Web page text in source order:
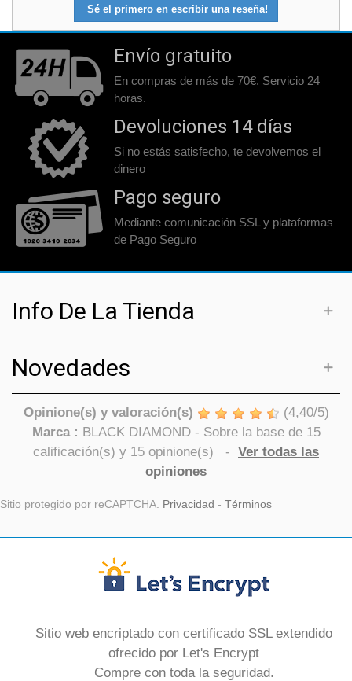
Sé el primero en escribir una reseña!
Envío gratuito
En compras de más de 70€. Servicio 24
horas.
Devoluciones 14 días
Si no estás satisfecho, te devolvemos el
dinero
Pago seguro
Mediante comunicación SSL y plataformas
de Pago Seguro
Info De La Tienda
Novedades
Opinione(s) y valoración(s) (4,40/5)
Marca : BLACK DIAMOND- Sobre la base de 15
calificación(s) y 15 opinione(s) - Ver todas las
opiniones
Sitio protegido por reCAPTCHA. Privacidad - Términos
Sitio web encriptado con certificado SSL extendido
ofrecido por Let's Encrypt
Compre con toda la seguridad.